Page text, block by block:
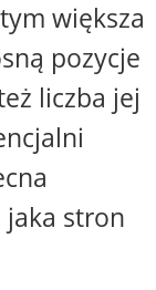
większa
pozycje
liczba jej
jaka stron